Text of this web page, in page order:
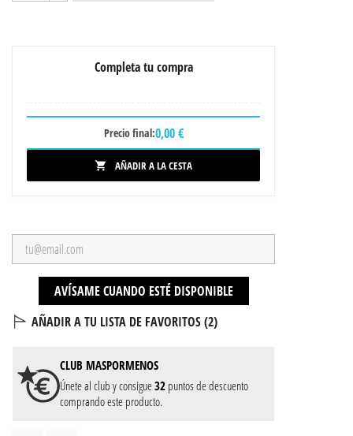
Completa tu compra
Precio final:0,00 €
 AÑADIR A LA CESTA
AVÍSAME CUANDO ESTÉ DISPONIBLE
AÑADIR A TU LISTA DE FAVORITOS (2)
CLUB MASPORMENOS
Únete al club y consigue32 puntos de descuento
comprando este producto.